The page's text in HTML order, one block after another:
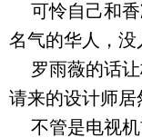
可怜自己和香
名气的华人，没
罗雨薇的话让
请来的设计师居
不管是电视机